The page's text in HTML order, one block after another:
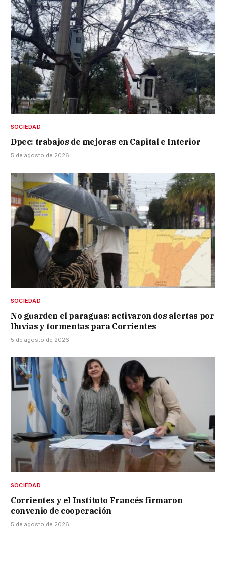
SOCIEDAD
Dpec: trabajos de mejoras en Capital e Interior
5 de agosto de 2026
SOCIEDAD
No guarden el paraguas: activaron dos alertas por
lluvias y tormentas para Corrientes
5 de agosto de 2026
SOCIEDAD
Corrientes y el Instituto Francés firmaron
convenio de cooperación
5 de agosto de 2026